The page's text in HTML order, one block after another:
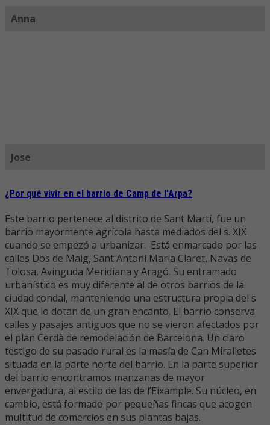
Anna
Jose
¿Por qué vivir en el barrio de Camp de l'Arpa?
Este barrio pertenece al distrito de Sant Martí, fue un
barrio mayormente agrícola hasta mediados del s. XIX
cuando se empezó a urbanizar. Está enmarcado por las
calles Dos de Maig, Sant Antoni Maria Claret, Navas de
Tolosa, Avinguda Meridiana y Aragó. Su entramado
urbanístico es muy diferente al de otros barrios de la
ciudad condal, manteniendo una estructura propia del s
XIX que lo dotan de un gran encanto. El barrio conserva
calles y pasajes antiguos que no se vieron afectados por
el plan Cerdà de remodelación de Barcelona. Un claro
testigo de su pasado rural es la masía de Can Miralletes
situada en la parte norte del barrio. En la parte superior
del barrio encontramos manzanas de mayor
envergadura, al estilo de las de l’Eixample. Su núcleo, en
cambio, está formado por pequeñas fincas que acogen
multitud de comercios en sus plantas bajas.